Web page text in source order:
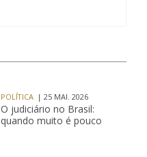
POLÍTICA | 25 MAI. 2026
O judiciário no Brasil:
quando muito é pouco